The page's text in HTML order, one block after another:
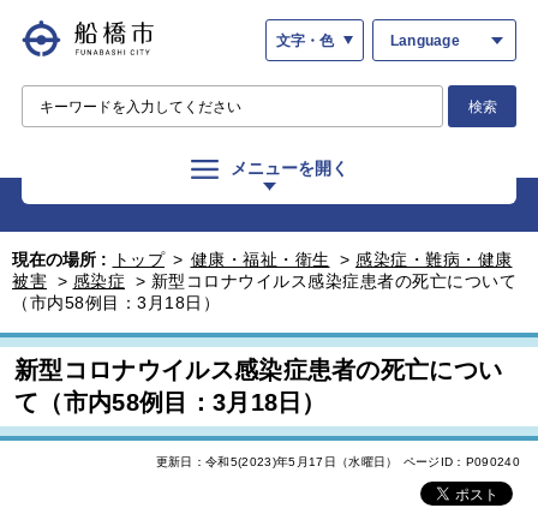
文字・色 Language
検索
メニューを開く
現在の場所 : トップ > 健康・福祉・衛生 > 感染症・難病・健康
被害 > 感染症 > 新型コロナウイルス感染症患者の死亡について
（市内58例目：3月18日）
新型コロナウイルス感染症患者の死亡につい
て（市内58例目：3月18日）
更新日：令和5(2023)年5月17日（水曜日） ページID：P090240